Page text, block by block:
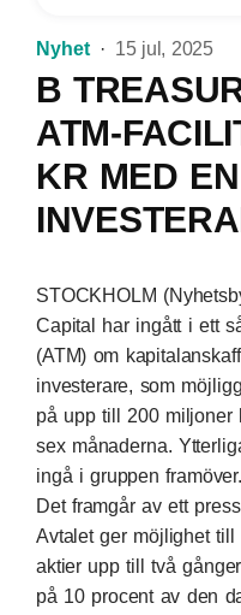
Nyhet 15 jul, 2025
B
ATM-
KR MED
STOCKHOLM
Capital har ingått i ett
(ATM) om
investerare, som
på upp till 200 miljoner
sex månaderna.
ingå i gruppen framöver.
Det framgår av ett
Avtalet ger möjlighet till
aktier upp till två
på 10 procent av den